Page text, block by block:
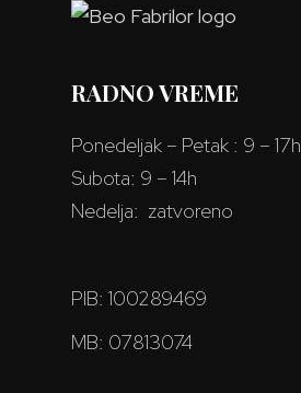
RADNO VREME
Ponedeljak – Petak : 9 – 17h
Subota: 9 – 14h
Nedelja: zatvoreno
PIB: 100289469
MB: 07813074